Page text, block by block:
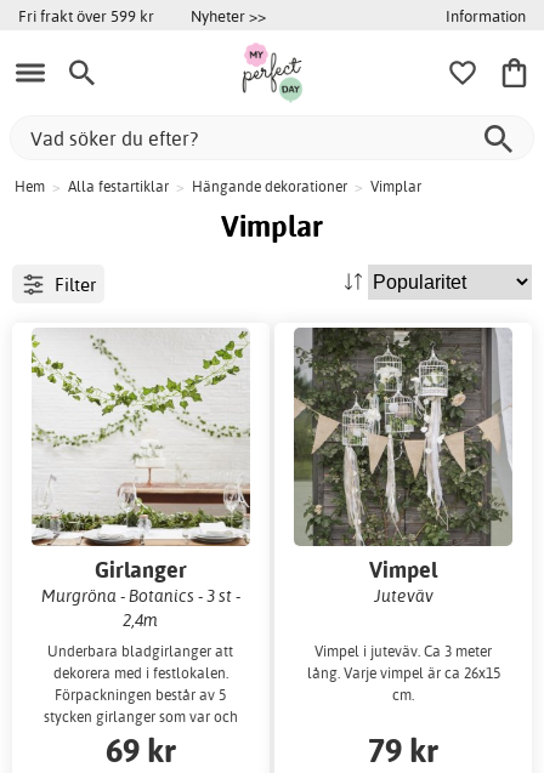
Fri frakt över 599 kr Nyheter >> Information
Hem > Alla festartiklar > Hängande dekorationer > Vimplar
Vimplar
Filter
Girlanger
Murgröna - Botanics - 3 st -
2,4m
Underbara bladgirlanger att
dekorera med i festlokalen.
Förpackningen består av 5
stycken girlanger som var och
en är 2 meter lå
69 kr
Vimpel
Juteväv
Vimpel i juteväv. Ca 3 meter
lång. Varje vimpel är ca 26x15
cm.
79 kr